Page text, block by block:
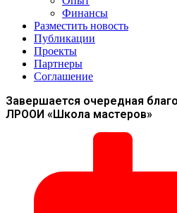
Финансы
Разместить новость
Публикации
Проекты
Партнеры
Соглашение
Завершается очередная
ЛРООИ «Школа мастеров»